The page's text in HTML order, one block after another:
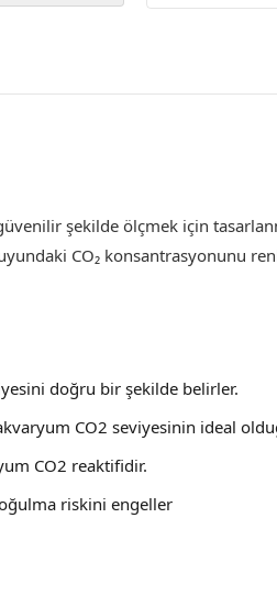
şekilde ölçmek için
CO₂ konsantrasyonunu
doğru bir şekilde belirler.
CO2 seviyesinin ideal
CO2 reaktifidir.
riskini engeller